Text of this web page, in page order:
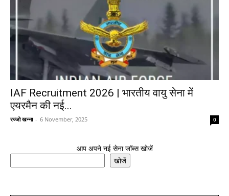
IAF Recruitment 2026 | भारतीय वायु सेना में
एयरमैन की नई...
रज्जो खन्ना - 6 November, 2025 0
आप अपने नई सेना जॉब्स खोजें
खोजें